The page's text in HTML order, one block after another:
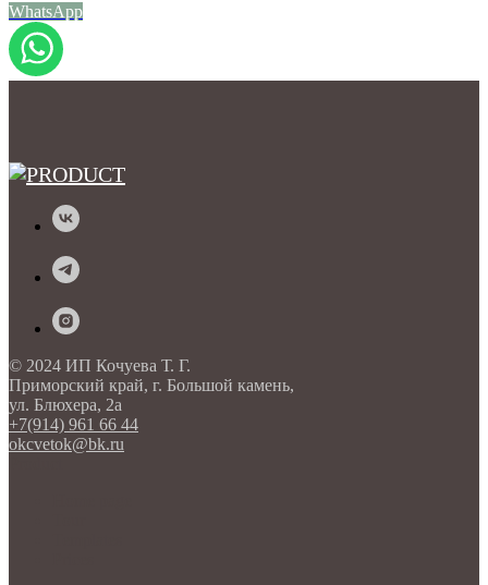
WhatsApp
© 2024 ИП Кочуева Т. Г.
Приморский край, г. Большой камень,
ул. Блюхера, 2а
+7(914) 961 66 44
okcvetok@bk.ru